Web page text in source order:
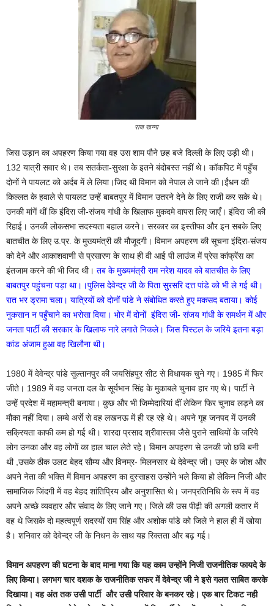
राज खन्ना
जिस उड़ान का अपहरण किया गया वह उस शाम पौने छह बजे दिल्ली के लिए उड़ी थी।
132 यात्री सवार थे। तब सतर्कता-सुरक्षा के इतने बंदोबस्त नहीं थे। कॉकपिट में पहुँच
दोनों ने पायलट को अर्दब में ले लिया।जिद थी विमान को नेपाल ले जाने की।ईंधन की
किल्लत के हवाले से पायलट उन्हें बाबतपुर में विमान उतरने देने के लिए राजी कर सके थे।
उनकी मांगें थीं कि इंदिरा जी-संजय गांधी के खिलाफ मुकदमे वापस लिए जाएँ। इंदिरा जी की
रिहाई। उनकी लोकसभा सदस्यता बहाल करने। सरकार का इस्तीफा और इन सबके लिए
बातचीत के लिए उ.प्र. के मुख्यमंत्री की मौजूदगी। विमान अपहरण की सूचना इंदिरा-संजय
को देने और आकाशवाणी से प्रसारण के साथ ही वी आई पी लाउंज में प्रेस कांफ्रेंस का
इंतजाम करने की भी जिद थी। तब के मुख्यमंत्री राम नरेश यादव को बातचीत के लिए
बाबतपुर पहुंचना पड़ा था।।पुलिस देवेन्द्र जी के पिता सुरसरि दत्त पांडे को भी ले गई थी।
रात भर ड्रामा चला। यात्रियों को दोनों पांडे ने संबोधित करते हुए मकसद बताया। कोई
नुकसान न पहुँचाने का भरोसा दिया। भोर में दोनों इंदिरा जी- संजय गांधी के समर्थन में और
जनता पार्टी की सरकार के खिलाफ नारे लगाते निकले। जिस पिस्टल के जरिये इतना बड़ा
कांड अंजाम हुआ वह खिलौना थी।
1980 में देवेन्द्र पांडे सुल्तानपुर की जयसिंहपुर सीट से विधायक चुने गए। 1985 में फिर
जीते। 1989 में वह जनता दल के सूर्यभान सिंह के मुकाबले चुनाव हार गए थे। पार्टी ने
उन्हें प्रदेश में महामन्त्री बनाया। कुछ और भी जिम्मेदारियां दीं लेकिन फिर चुनाव लड़ने का
मौका नहीं दिया। लम्बे अर्से से वह लखनऊ में ही रह रहे थे। अपने गृह जनपद में उनकी
सक्रियता काफी कम हो गई थी। शारदा प्रसाद श्रीवास्तव जैसे पुराने साथियों के जरिये
लोग उनका और वह लोगों का हाल चाल लेते रहे। विमान अपहरण से उनकी जो छवि बनी
थी ,उसके ठीक उलट बेहद सौम्य और विनम्र- मिलनसार थे देवेन्द्र जी। उम्र के जोश और
अपने नेता की भक्ति में विमान अपहरण का दुस्साहस उन्होंने भले किया हो लेकिन निजी और
सामाजिक जिंदगी में वह बेहद शांतिप्रिय और अनुशासित थे। जनप्रतिनिधि के रूप में वह
अपने अच्छे व्यवहार और संवाद के लिए जाने गए। जिले की उस पीढ़ी की अगली कतार में
वह थे जिसके दो महत्वपूर्ण सदस्यों राम सिंह और अशोक पांडे को जिले ने हाल ही में खोया
है। शनिवार को देवेन्द्र जी के निधन के साथ यह रिक्तता और बढ़ गई।
विमान अपहरण की घटना के बाद माना गया कि यह काम उन्होंने निजी राजनीतिक फायदे के
लिए किया। लगभग चार दशक के राजनीतिक सफर में देवेन्द्र जी ने इसे गलत साबित करके
दिखाया। वह अंत तक उसी पार्टी और उसी परिवार के बनकर रहे। एक बार टिकट नही